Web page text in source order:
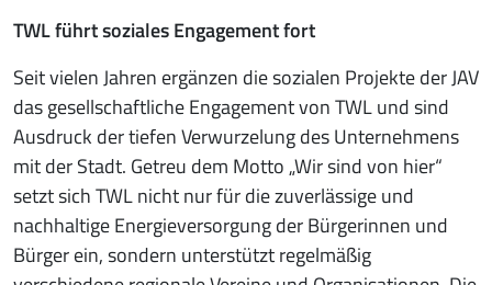
TWL führt soziales Engagement fort
Seit vielen Jahren ergänzen die sozialen Projekte der JAV
das gesellschaftliche Engagement von TWL und sind
Ausdruck der tiefen Verwurzelung des Unternehmens
mit der Stadt. Getreu dem Motto „Wir sind von hier“
setzt sich TWL nicht nur für die zuverlässige und
nachhaltige Energieversorgung der Bürgerinnen und
Bürger ein, sondern unterstützt regelmäßig